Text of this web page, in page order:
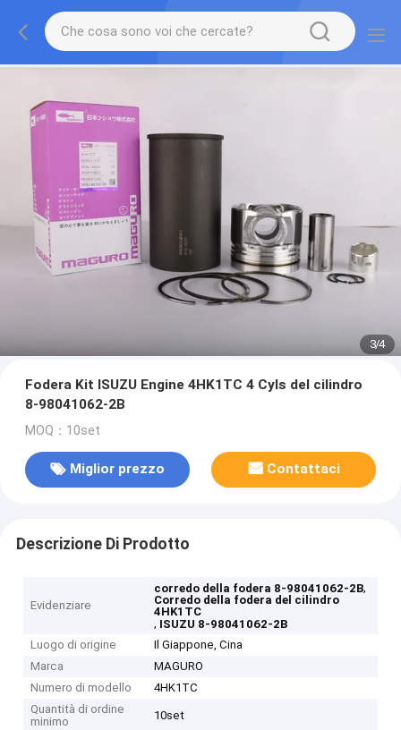
3/4
Fodera Kit ISUZU Engine 4HK1TC 4 Cyls del cilindro
8-98041062-2B
MOQ：10set
Miglior prezzo Contattaci
Descrizione Di Prodotto
Evidenziare
corredo della fodera 8-98041062-2B,
Corredo della fodera del cilindro
4HK1TC
, ISUZU 8-98041062-2B
Luogo di origine
Il Giappone, Cina
Marca
MAGURO
Numero di modello
4HK1TC
Quantità di ordine
minimo
10set